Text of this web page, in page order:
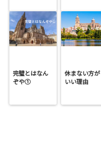
完璧とはなん
ぞや①
休まない方が
いい理由